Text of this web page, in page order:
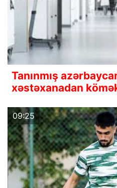
Tanınmış
xəstəxanadan
09:25